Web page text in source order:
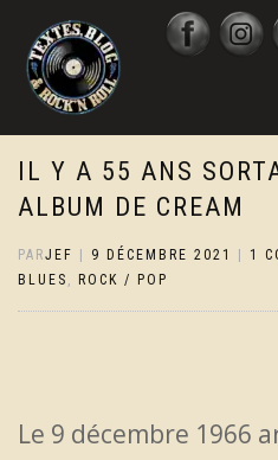
IL Y A 55 ANS
ALBUM DE CREAM
PARJEF 9 DÉCEMBRE 2021 1
BLUES , ROCK / POP
Le 9 décembre 1966